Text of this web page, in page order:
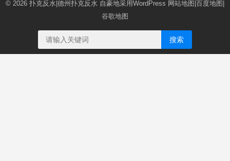
© 2026 扑克反水|德州扑克反水 自豪地采用WordPress 网站地图 百度地图
谷歌地图
搜索